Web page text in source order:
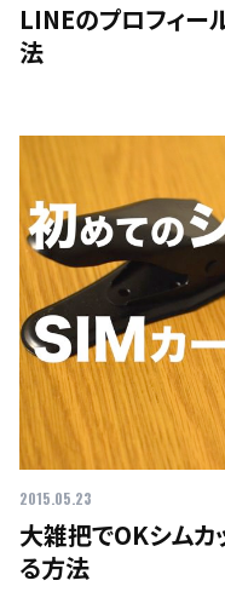
LINEのプロフィー
法
2015.05.23
大雑把でOKシムカ
る方法